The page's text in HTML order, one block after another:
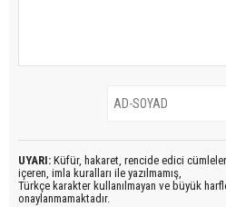
UYARI: Küfür, hakaret, rencide edici
içeren, imla kuralları ile yazılmamış,
Türkçe karakter kullanılmayan ve büyük
onaylanmamaktadır.